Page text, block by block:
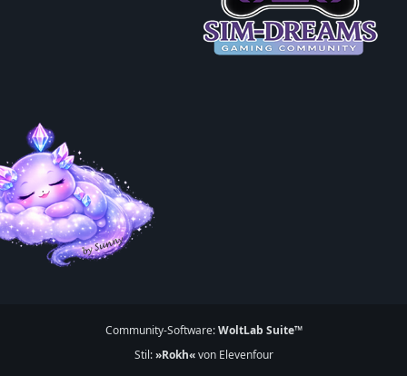
Community-Software:WoltLab Suite™
Stil:»Rokh«von Elevenfour